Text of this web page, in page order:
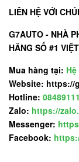
LIÊN HỆ VỚI
G7AUTO - NHÀ
HÃNG SỐ #1
Mua hàng tại:
Website: https://
Hotline:
Zalo: https://
Messenger:
Facebook: